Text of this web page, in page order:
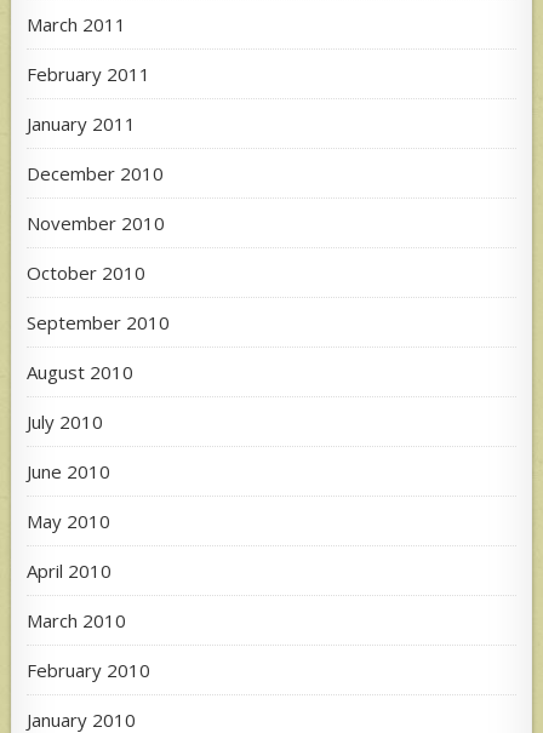
March 2011
February 2011
January 2011
December 2010
November 2010
October 2010
September 2010
August 2010
July 2010
June 2010
May 2010
April 2010
March 2010
February 2010
January 2010